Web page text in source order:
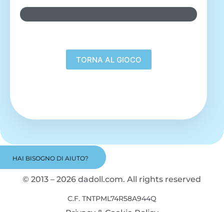
HAI BISOGNO DI AIUTO?
© 2013 – 2026 dadoll.com. All rights reserved
C.F. TNTPML74R58A944Q